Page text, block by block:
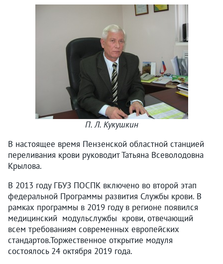
П. Л. Кукушкин
В настоящее время Пензенской областной станцией
переливания крови руководит Татьяна Всеволодовна
Крылова.
В 2013 году ГБУЗ ПОСПК включено во второй этап
федеральной Программы развития Службы крови. В
рамках программы в 2019 году в регионе появился
медицинский модульслужбы крови, отвечающий
всем требованиям современных европейских
стандартов.Торжественное открытие модуля
состоялось 24 октября 2019 года.